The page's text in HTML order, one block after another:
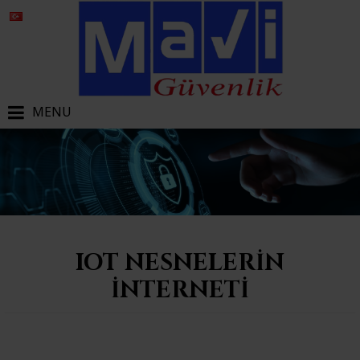
MENU
IOT NESNELERIN
İNTERNETI